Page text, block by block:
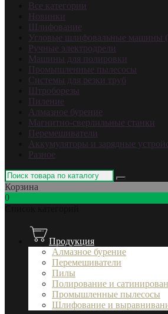
Все категории
Новинки
Шлифование
Угловые шлифовальные
Ручные электродрели
Машины для полировки
Промышленные пылесосы
Системы для резки труб
Штроборезы
Пиление
Алмазное бурение
Магнитно-сверлильные станки
Перемешиватели
Аккумуляторы и зарядные
Разное
Корзина
0
Продукция
Алмазное бурение
Перемешиватели
Пилы
Полирование и
Промышленные пылесосы
Шлифование и